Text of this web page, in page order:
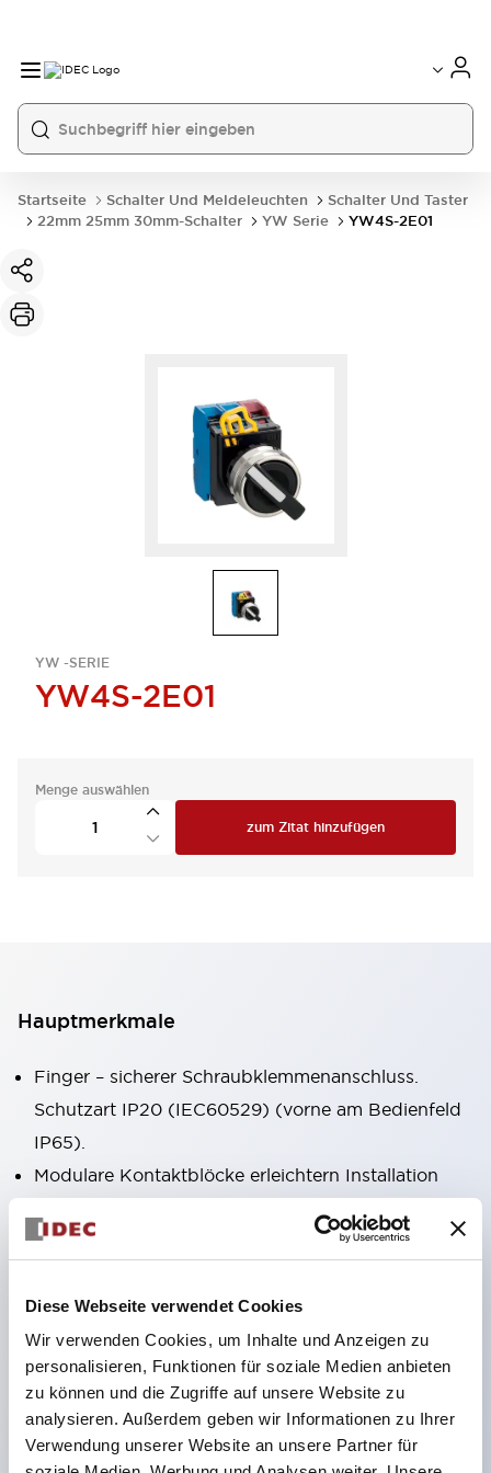
Diese Webseite verwendet Cookies
Wir verwenden Cookies, um Inhalte und Anzeigen zu
personalisieren, Funktionen für soziale Medien anbieten
zu können und die Zugriffe auf unsere Website zu
analysieren. Außerdem geben wir Informationen zu Ihrer
Verwendung unserer Website an unsere Partner für
Startseite Schalter Und Meldeleuchten
Schalter Und Taster
22mm 25mm 30mm-Schalter
YW Serie YW4S-2E01
YW -SERIE
YW4S-2E01
Menge auswählen
zum Zitat hinzufügen
Hauptmerkmale
Finger – sicherer Schraubklemmenanschluss.
Schutzart IP20 (IEC60529) (vorne am Bedienfeld
IP65).
Modulare Kontaktblöcke erleichtern Installation
Schwarzer Rahmen, silberner Rahmen.
integrierte Anzeigeleuchte, vielfältige Modelle!
Verfügt über Not-Aus-Schalter nach
internationalen Standards. Erhältlich in
beleuchteter und unbeleuchteter Ausführung.
Rückstellmechanismus als Zug- oder Drehtyp.